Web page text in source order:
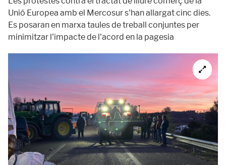
Unió Europea amb el Mercosur s'han allargat cinc dies.
Es posaran en marxa taules de treball conjuntes per
minimitzar l'impacte de l'acord en la pagesia